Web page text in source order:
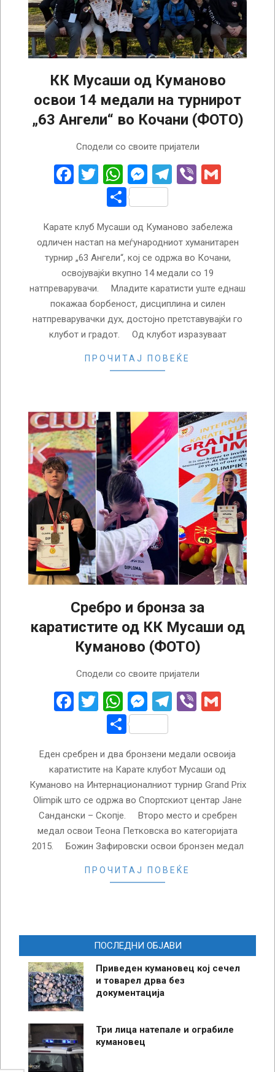
КК Мусаши од Куманово
освои 14 медали на турнирот
„63 Ангели“ во Кочани (ФОТО)
Сподели со своите пријатели
Facebook
Twitter
WhatsApp
Messenger
Telegram
Viber
Share
Карате клуб Мусаши од Куманово забележа
одличен настап на меѓународниот хуманитарен
турнир „63 Ангели“, кој се одржа во Кочани,
освојувајќи вкупно 14 медали со 19
натпреварувачи. Младите каратисти уште еднаш
покажаа борбеност, дисциплина и силен
натпреварувачки дух, достојно претставувајќи го
клубот и градот. Од клубот изразуваат
ПРОЧИТАЈ ПОВЕЌЕ
Сребро и бронза за
каратистите од КК Мусаши од
Куманово (ФОТО)
Сподели со своите пријатели
Facebook
Twitter
WhatsApp
Messenger
Telegram
Viber
Share
Еден сребрен и два бронзени медали освоија
каратистите на Карате клубот Мусаши од
Куманово на Интернационалниот турнир Grand Prix
Olimpik што се одржа во Спортскиот центар Јане
Сандански – Скопје. Второ место и сребрен
медал освои Теона Петковска во категоријата
2015. Божин Зафировски освои бронзен медал
ПРОЧИТАЈ ПОВЕЌЕ
ПОСЛЕДНИ ОБЈАВИ
Приведен кумановец кој сечел
и товарел дрва без
документација
Три лица натепале и ограбиле
кумановец